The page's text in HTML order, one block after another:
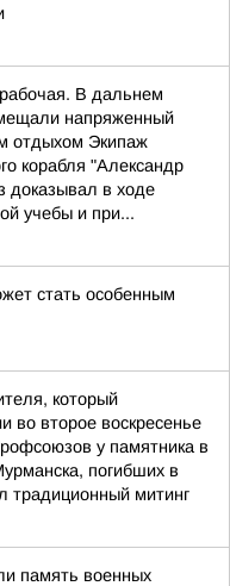
В дальнем
напряженный
отдыхом Экипаж
корабля "Александр
доказывал в ходе
учебы и при...
стать особенным
который
во второе воскресенье
у памятника в
погибших в
традиционный митинг
память военных